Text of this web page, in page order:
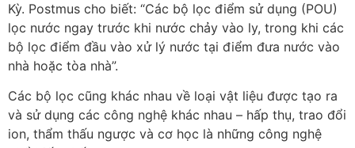
Kỳ. Postmus cho biết: “Các bộ lọc điểm sử dụng (POU)
lọc nước ngay trước khi nước chảy vào ly, trong khi các
bộ lọc điểm đầu vào xử lý nước tại điểm đưa nước vào
nhà hoặc tòa nhà”.
Các bộ lọc cũng khác nhau về loại vật liệu được tạo ra
và sử dụng các công nghệ khác nhau – hấp thụ, trao đổi
ion, thẩm thấu ngược và cơ học là những công nghệ